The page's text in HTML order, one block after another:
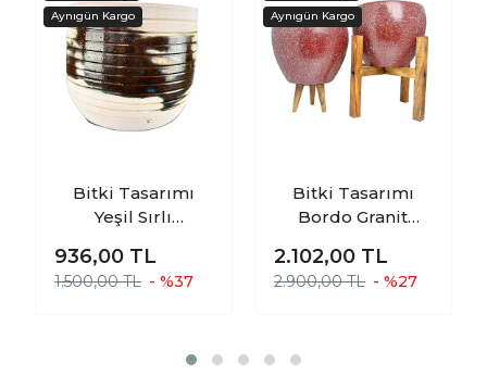
Bitki Tasarımı
Yeşil Sırlı
Saksı Saksılık
Salon Çiçeklik 19
936,00 TL
1.500,00 TL - %37
Bitki Tasarımı
Bordo Granit
Saksılık Salon
Çiçeklik İkili Set 3
2.102,00 TL
2.900,00 TL - %27